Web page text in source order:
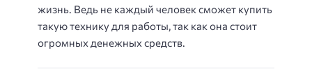
жизнь. Ведь не каждый человек сможет купить
такую технику для работы, так как она стоит
огромных денежных средств.